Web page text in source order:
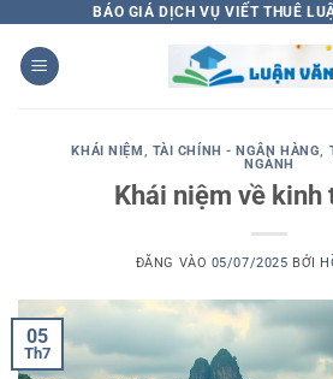
qua
nội
BÁO GIÁ DỊCH VỤ VIẾT THUÊ
KHÁI NIỆM, TÀI CHÍNH - NGÂN HÀNG,
NGÀNH
Khái niệm về kinh
ĐĂNG VÀO 05/07/2025 BỞI
05
Th7